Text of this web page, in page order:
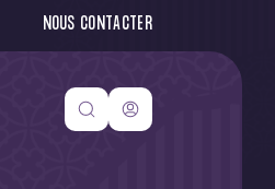
NOUS CONTACTER